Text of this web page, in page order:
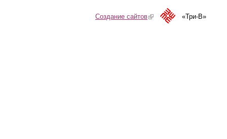
Создание сайтов(link is external)«Три-В»